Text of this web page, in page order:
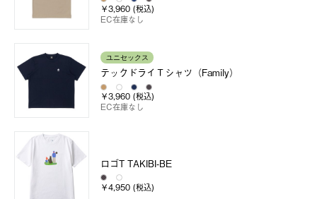
￥3,960 (税込)
EC在庫なし
ユニセックス
テックドライＴシャツ（Family）
￥3,960 (税込)
EC在庫なし
ロゴT TAKIBI-BE
￥4,950 (税込)